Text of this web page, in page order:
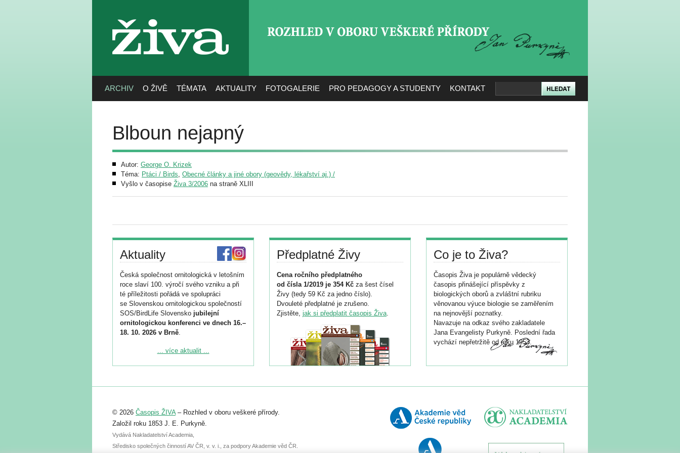
živa
ARCHIV O ŽIVĚ TÉMATA AKTUALITY FOTOGALERIE PRO PEDAGOGY A STUDENTY KONTAKT
Blboun nejapný
Autor: George O. Krizek
Téma: Ptáci / Birds, Obecné články a jiné obory (geovědy, lékařství aj.) /
Vyšlo v časopise Živa 3/2006 na straně XLIII
Aktuality
Česká společnost ornitologická v letošním
roce slaví 100. výročí svého vzniku a při
té příležitosti pořádá ve spolupráci
se Slovenskou ornitologickou společností
SOS/BirdLife Slovensko jubilejní
ornitologickou konferenci ve dnech 16.–
18. 10. 2026 v Brně.
Podrobnější informace ke konferenci
Registrovat se můžete do 6. září.
abstraktu přihlášené přednášky nebo
posteru je už 30. června.
... více aktualit ...
Předplatné Živy
Cena ročního předplatného
od čísla 1/2019 je 354 Kč za šest čísel
Živy (tedy 59 Kč za jedno číslo).
Dvouleté předplatné je zrušeno.
Zjistěte, jak si předplatit časopis Živa.
Co je to Živa?
Časopis Živa je populárně vědecký
časopis přinášející příspěvky z
biologických oborů a zvláštní rubriku
věnovanou výuce biologie se zaměřením
na nejnovější poznatky.
Navazuje na odkaz svého zakladatele
Jana Evangelisty Purkyně. Poslední řada
vychází nepřetržitě od roku 1953.
© 2026 Časopis ŽIVA– Rozhled v oboru veškeré přírody.
Založil roku 1853 J. E. Purkyně.
Vydává Nakladatelství Academia,
Středisko společných činností AV ČR, v. v. i., za podpory Akademie věd ČR.